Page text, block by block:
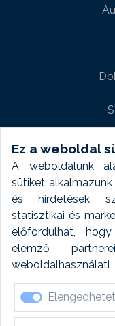
Ez a weboldal
A weboldalunk
sütiket
és hirdetések
statisztikai és
előfordulhat,
elemző
forrásokból
elfogadásával
ezen adatokat 6